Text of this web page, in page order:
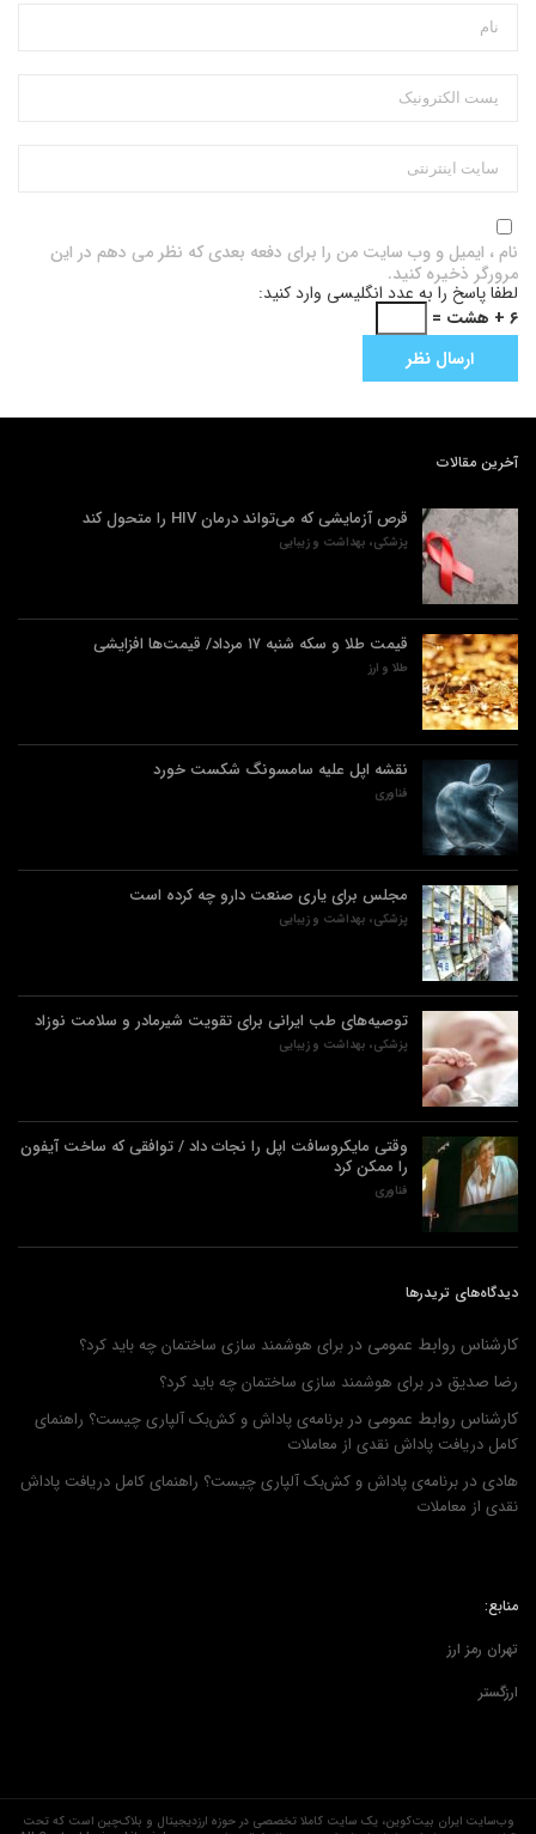
نام ، ایمیل و وب سایت من را برای دفعه بعدی که نظر می دهم در این
مرورگر ذخیره کنید.
لطفا پاسخ را به عدد انگلیسی وارد کنید:
۶ + هشت =
آخرین مقالات
قرص آزمایشی که می‌تواند درمان HIV را متحول کند
پزشکی، بهداشت و زیبایی
قیمت طلا و سکه شنبه ۱۷ مرداد/ قیمت‌ها افزایشی
طلا و ارز
نقشه اپل علیه سامسونگ شکست خورد
فناوری
مجلس برای یاری صنعت دارو چه کرده است
پزشکی، بهداشت و زیبایی
توصیه‌های طب ایرانی برای تقویت شیرمادر و سلامت نوزاد
پزشکی، بهداشت و زیبایی
وقتی مایکروسافت اپل را نجات داد / توافقی که ساخت آیفون
را ممکن کرد
فناوری
دیدگاه‌های تریدرها
کارشناس روابط عمومی در برای هوشمند سازی ساختمان چه باید کرد؟
رضا صدیق در برای هوشمند سازی ساختمان چه باید کرد؟
کارشناس روابط عمومی در برنامه‌ی پاداش و کش‌بک آلپاری چیست؟ راهنمای
کامل دریافت پاداش نقدی از معاملات
هادی در برنامه‌ی پاداش و کش‌بک آلپاری چیست؟ راهنمای کامل دریافت پاداش
نقدی از معاملات
منابع:
تهران رمز ارز
ارزگستر
وب‌سایت ایران بیت‌کوین، یک سایت کاملا تخصصی در حوزه ارزدیجیتال و بلاک‌چین است که تحت